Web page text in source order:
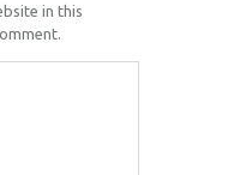
in this